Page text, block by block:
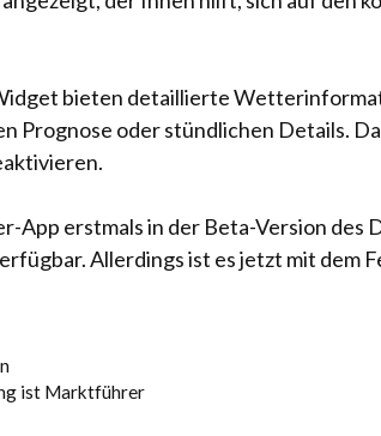
bieten detaillierte
Prognose oder stündlichen Details.
erstmals in der Beta-Version des
Allerdings ist es jetzt mit dem
ist Marktführer